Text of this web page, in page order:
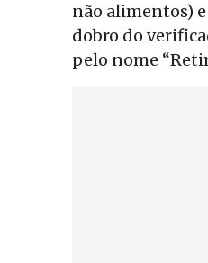
não alimentos)
dobro do
pelo nome